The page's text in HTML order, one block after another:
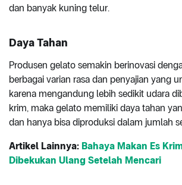
dan banyak kuning telur.
Daya Tahan
Produsen gelato semakin berinovasi
berbagai varian rasa dan penyajian yang
karena mengandung lebih sedikit udara
krim, maka gelato memiliki daya tahan
dan hanya bisa diproduksi dalam jumlah
Artikel Lainnya: Bahaya Makan Es
Dibekukan Ulang Setelah Mencari